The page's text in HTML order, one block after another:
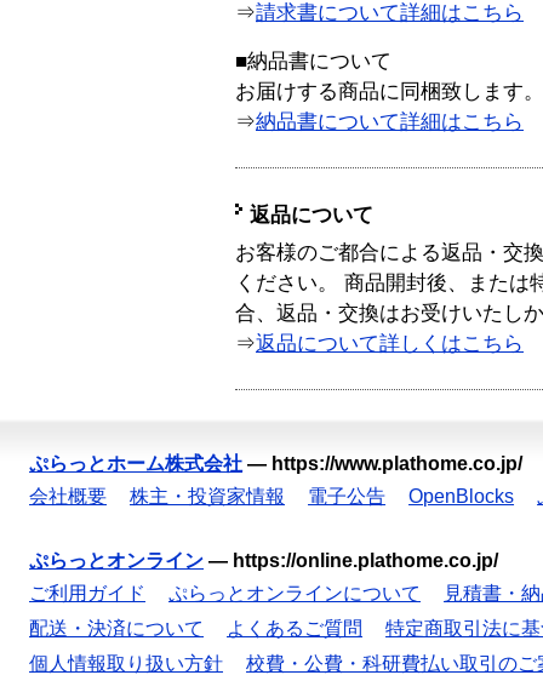
⇒請求書について詳細はこちら
■納品書について
お届けする商品に同梱致します。
⇒納品書について詳細はこちら
返品について
お客様のご都合による返品・交
ください。 商品開封後、または
合、返品・交換はお受けいたし
⇒返品について詳しくはこちら
ぷらっとホーム株式会社 — https://www.plathome.co.jp/
会社概要
株主・投資家情報 電子公告 OpenBlocks
ぷらっとオンライン — https://online.plathome.co.jp/
ご利用ガイド
ぷらっとオンラインについて
見積書・
配送・決済について
よくあるご質問
特定商取引法に
個人情報取り扱い方針
校費・公費・科研費払い取引のご